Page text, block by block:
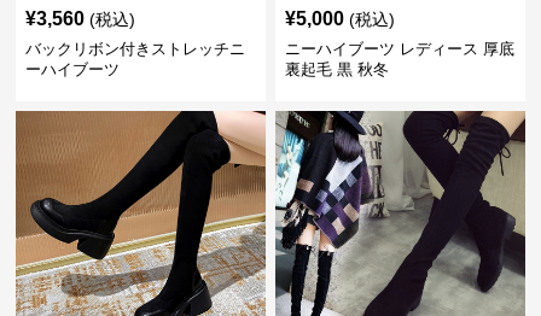
¥3,560 (税込)
バックリボン付きストレッチニ
ーハイブーツ
¥5,000 (税込)
ニーハイブーツ レディース 厚底
裏起毛 黒 秋冬